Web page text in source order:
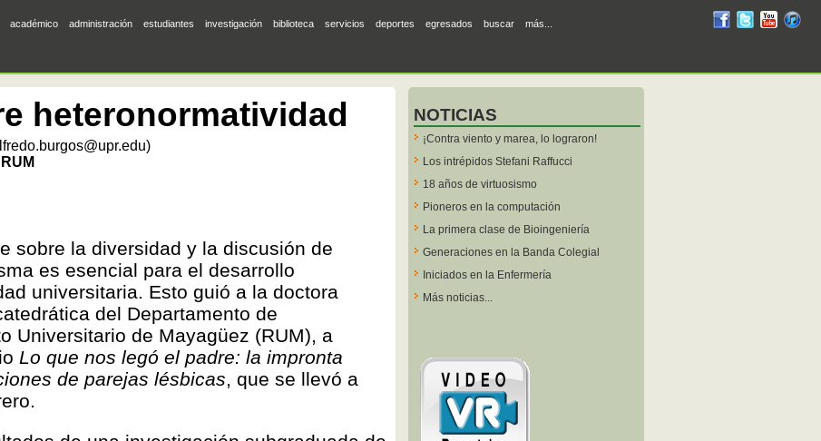
académico administración estudiantes investigación biblioteca servicios deportes egresados buscar más...
RUMRUMRUM
heteronormatividad
sobre la diversidad y la discusión de
es esencial para el desarrollo
universitaria. Esto guió a la doctora
del Departamento de
Universitario de Mayagüez (RUM), a
Lo que nos legó el padre: la impronta
de parejas lésbicas, que se llevó a
NOTICIAS
¡Contra viento y marea, lo lograron!
Los intrépidos Stefani Raffucci
18 años de virtuosismo
Pioneros en la computación
La primera clase de Bioingeniería
Generaciones en la Banda Colegial
Iniciados en la Enfermería
Más noticias...